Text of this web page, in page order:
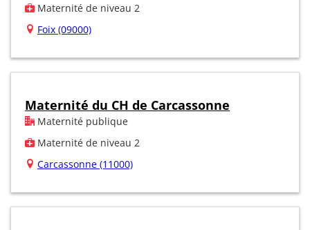
Maternité de niveau 2
Foix (09000)
Maternité du CH de Carcassonne
Maternité publique
Maternité de niveau 2
Carcassonne (11000)